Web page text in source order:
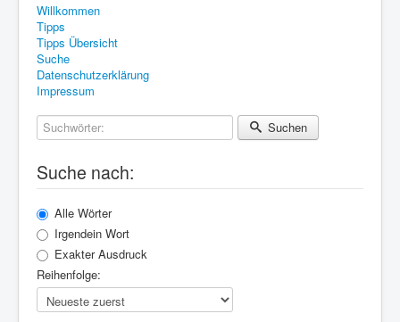
Willkommen
Tipps
Tipps Übersicht
Suche
Datenschutzerklärung
Impressum
Suchwörter:
Suchen
Suche nach:
Alle Wörter
Irgendein Wort
Exakter Ausdruck
Reihenfolge: